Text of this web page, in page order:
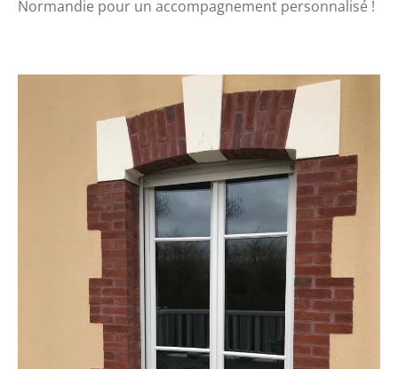
Normandie pour un accompagnement personnalisé !